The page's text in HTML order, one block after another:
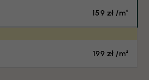
159 zł /m²
199 zł /m²